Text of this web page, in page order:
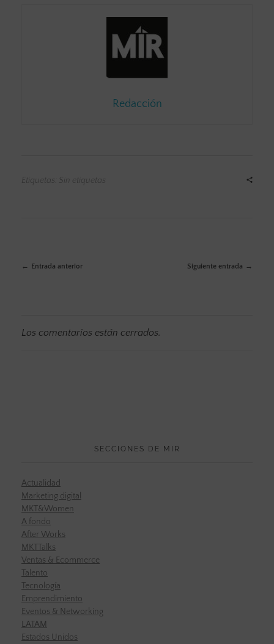
Redacción
Etiquetas: Sin etiquetas
Entrada anterior Siguiente entrada
Los comentarios están cerrados.
SECCIONES DE MIR
Actualidad
Marketing digital
MKT&Women
A fondo
After Works
MKTTalks
Ventas & Ecommerce
Talento
Tecnología
Emprendimiento
Eventos & Networking
LATAM
Estados Unidos